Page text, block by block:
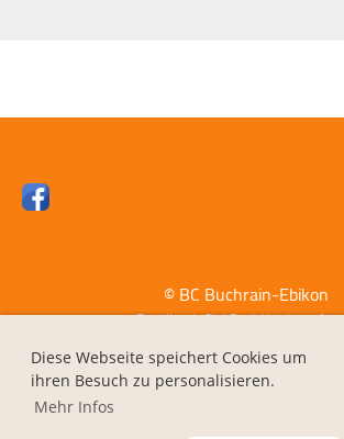
Diese Webseite speichert Cookies um
ihren Besuch zu personalisieren.
Mehr Infos
© BC Buchrain-Ebikon
Erstellt mit ClubDesk